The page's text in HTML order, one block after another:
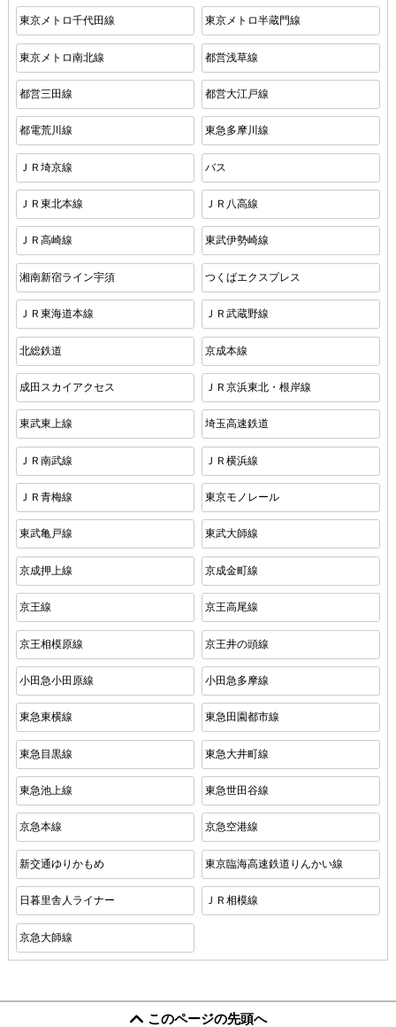
東京メトロ千代田線 東京メトロ半蔵門線
東京メトロ南北線 都営浅草線
都営三田線 都営大江戸線
都電荒川線 東急多摩川線
ＪＲ埼京線 バス
ＪＲ東北本線 ＪＲ八高線
ＪＲ高崎線 東武伊勢崎線
湘南新宿ライン宇須 つくばエクスプレス
ＪＲ東海道本線 ＪＲ武蔵野線
北総鉄道 京成本線
成田スカイアクセス ＪＲ京浜東北・根岸線
東武東上線 埼玉高速鉄道
ＪＲ南武線 ＪＲ横浜線
ＪＲ青梅線 東京モノレール
東武亀戸線 東武大師線
京成押上線 京成金町線
京王線 京王高尾線
京王相模原線 京王井の頭線
小田急小田原線 小田急多摩線
東急東横線 東急田園都市線
東急目黒線 東急大井町線
東急池上線 東急世田谷線
京急本線 京急空港線
新交通ゆりかもめ 東京臨海高速鉄道りんかい線
日暮里舎人ライナー ＪＲ相模線
京急大師線
このページの先頭へ